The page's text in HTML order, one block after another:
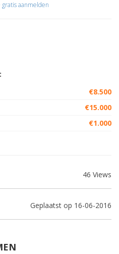
gratis aanmelden
€8.500
€15.000
€1.000
46 Views
Geplaatst op 16-06-2016